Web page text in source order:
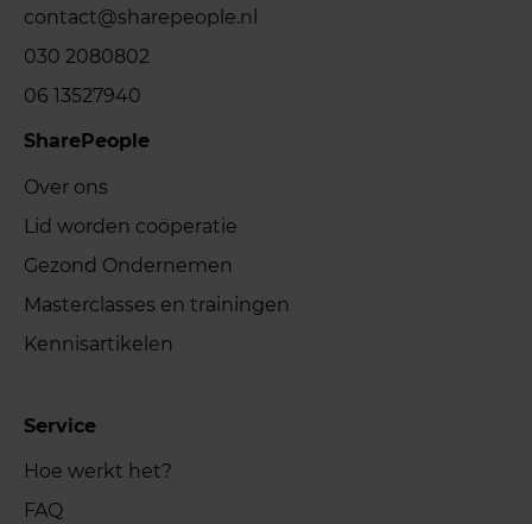
contact@sharepeople.nl
030 2080802
06 13527940
SharePeople
Over ons
Lid worden coöperatie
Gezond Ondernemen
Masterclasses en trainingen
Kennisartikelen
Service
Hoe werkt het?
FAQ